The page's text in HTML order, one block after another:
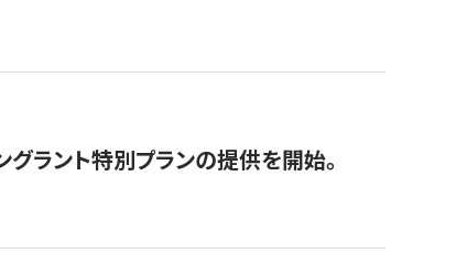
ラント特別プランの提供を開始。